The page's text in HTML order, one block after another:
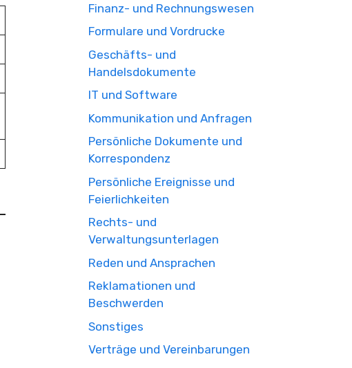
Finanz- und Rechnungswesen
Formulare und Vordrucke
Geschäfts- und
Handelsdokumente
IT und Software
Kommunikation und Anfragen
Persönliche Dokumente und
Korrespondenz
Persönliche Ereignisse und
Feierlichkeiten
Rechts- und
Verwaltungsunterlagen
Reden und Ansprachen
Reklamationen und
Beschwerden
Sonstiges
Verträge und Vereinbarungen